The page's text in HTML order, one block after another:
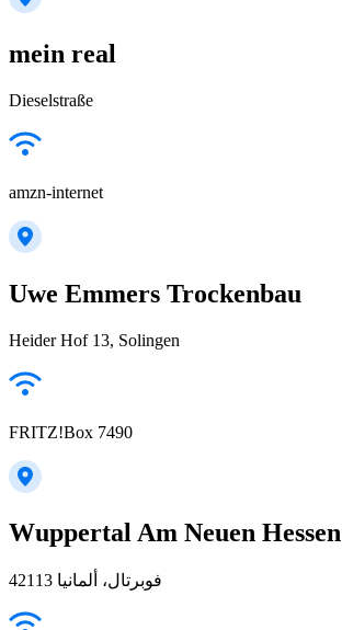
mein real
Dieselstraße
amzn-internet
Uwe Emmers Trockenbau
Heider Hof 13, Solingen
FRITZ!Box 7490
Wuppertal Am Neuen Hessen
42113 فوبرتال، ألمانيا